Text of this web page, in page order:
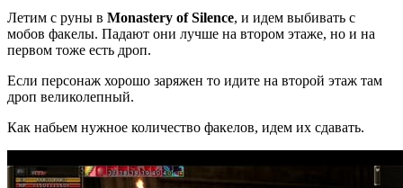
Летим с руны в Monastery of Silence, и идем выбивать с
мобов факелы. Падают они лучше на втором этаже, но и на
первом тоже есть дроп.
Если персонаж хорошо заряжен то идите на второй этаж там
дроп великолепный.
Как набьем нужное количество факелов, идем их сдавать.